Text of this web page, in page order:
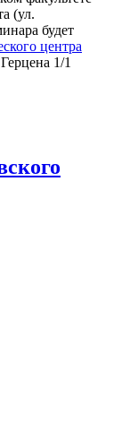
(ул.
будет
центра
1/1